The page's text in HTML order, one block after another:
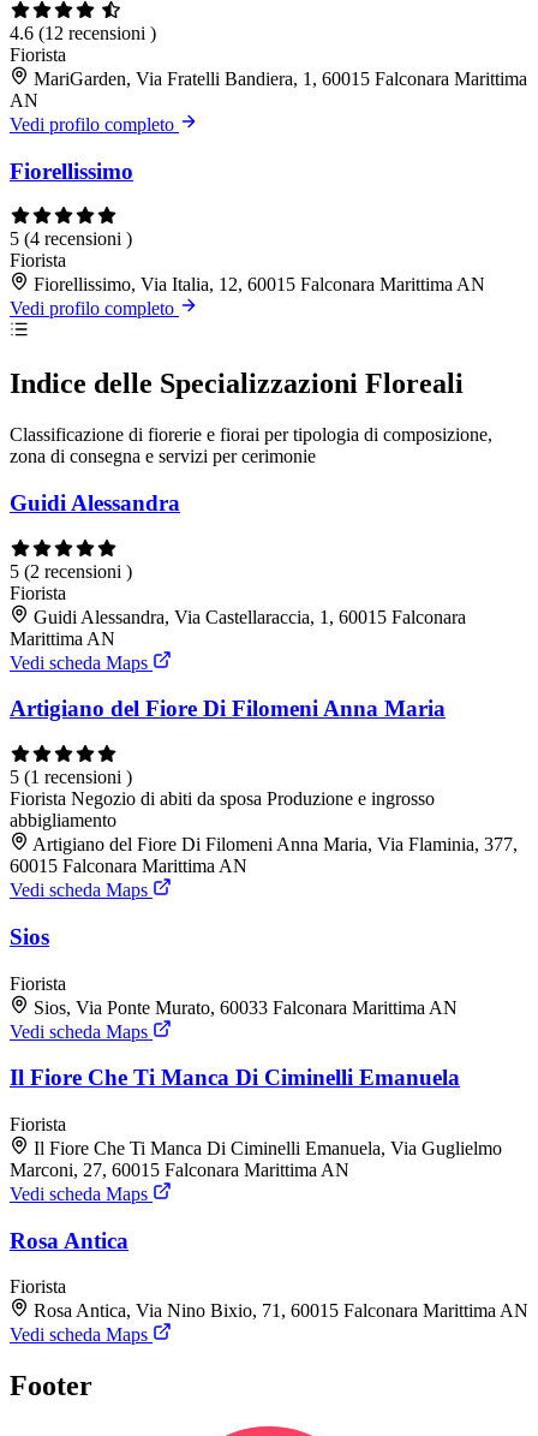
4.6 (12 recensioni )
Fiorista
MariGarden, Via Fratelli Bandiera, 1, 60015 Falconara Marittima
AN
Vedi profilo completo
Fiorellissimo
5 (4 recensioni )
Fiorista
Fiorellissimo, Via Italia, 12, 60015 Falconara Marittima AN
Vedi profilo completo
Indice delle Specializzazioni Floreali
Classificazione di fiorerie e fiorai per tipologia di composizione,
zona di consegna e servizi per cerimonie
Guidi Alessandra
5 (2 recensioni )
Fiorista
Guidi Alessandra, Via Castellaraccia, 1, 60015 Falconara
Marittima AN
Vedi scheda Maps
Artigiano del Fiore Di Filomeni Anna Maria
5 (1 recensioni )
Fiorista Negozio di abiti da sposa Produzione e ingrosso
abbigliamento
Artigiano del Fiore Di Filomeni Anna Maria, Via Flaminia, 377,
60015 Falconara Marittima AN
Vedi scheda Maps
Sios
Fiorista
Sios, Via Ponte Murato, 60033 Falconara Marittima AN
Vedi scheda Maps
Il Fiore Che Ti Manca Di Ciminelli Emanuela
Fiorista
Il Fiore Che Ti Manca Di Ciminelli Emanuela, Via Guglielmo
Marconi, 27, 60015 Falconara Marittima AN
Vedi scheda Maps
Rosa Antica
Fiorista
Rosa Antica, Via Nino Bixio, 71, 60015 Falconara Marittima AN
Vedi scheda Maps
Footer